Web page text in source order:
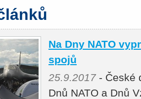
Na Dny NATO
spojů
25.9.2017- České
Dnů NATO a Dnů